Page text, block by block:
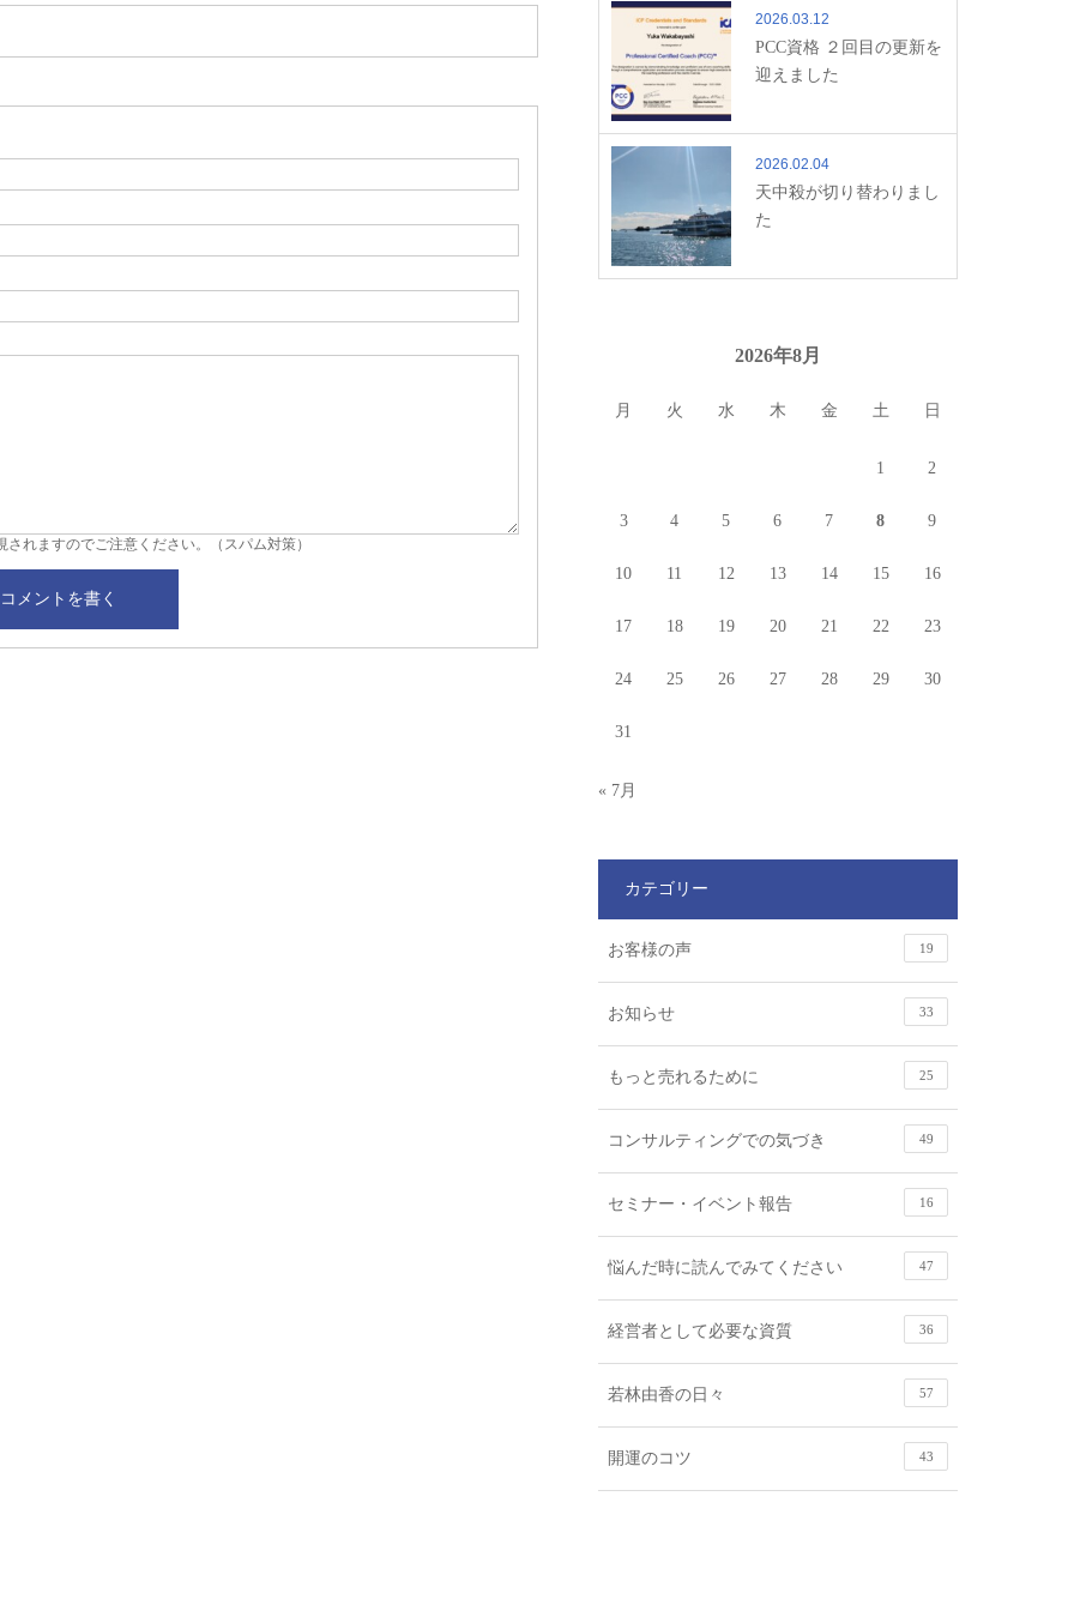
れますのでご注意ください。（スパム対策）
2026.03.12
PCC資格 ２回目の更新を
迎えました
2026.02.04
天中殺が切り替わりまし
た
2026年8月
月 火 水 木 金 土 日
1 2
3 4 5 6 7 8 9
10 11 12 13 14 15 16
17 18 19 20 21 22 23
24 25 26 27 28 29 30
31
« 7月
カテゴリー
お客様の声 19
お知らせ 33
もっと売れるために 25
コンサルティングでの気づき 49
セミナー・イベント報告 16
悩んだ時に読んでみてください 47
経営者として必要な資質 36
若林由香の日々 57
開運のコツ 43